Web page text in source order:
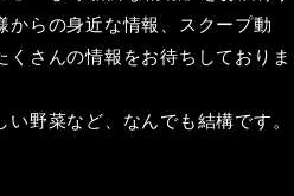
からの身近な情報、スクープ動
くさんの情報をお待ちしておりま
野菜など、なんでも結構です。